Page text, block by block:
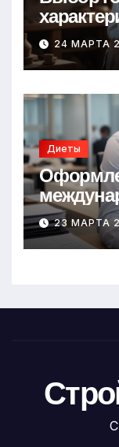
24 МАРТА
Диеты
23 МАРТА